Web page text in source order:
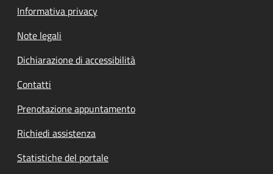
Informativa privacy
Note legali
Dichiarazione di accessibilità
Contatti
Prenotazione appuntamento
Richiedi assistenza
Statistiche del portale